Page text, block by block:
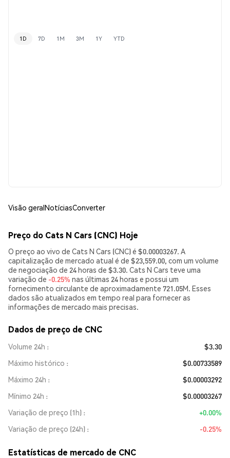
1D 7D 1M 3M 1Y YTD
Visão geralNotíciasConverter
Preço do Cats N Cars (CNC) Hoje
O preço ao vivo de Cats N Cars (CNC) é $0.00003267. A
capitalização de mercado atual é de $23,559.00, com um volume
de negociação de 24 horas de $3.30. Cats N Cars teve uma
variação de -0.25% nas últimas 24 horas e possui um
fornecimento circulante de aproximadamente 721.05M. Esses
dados são atualizados em tempo real para fornecer as
informações de mercado mais precisas.
Dados de preço de CNC
Volume 24h
$3.30
Máximo histórico
$0.00733589
Máximo 24h
$0.00003292
Mínimo 24h
$0.00003267
Variação de preço (1h)
+0.00%
Variação de preço (24h)
-0.25%
Estatísticas de mercado de CNC